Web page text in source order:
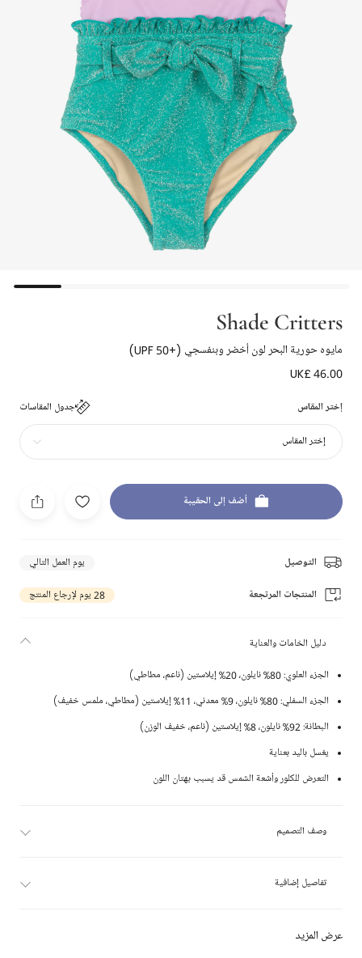
Shade Critters
مايوه حورية البحر لون أخضر وبنفسجي (+UPF 50)
UK£ 46.00
إختر المقاس جدول المقاسات
إختر المقاس
أضف إلى الحقيبة
التوصيل يوم العمل التالي
المنتجات المرتجعة 28 يوم لإرجاع المنتج
عرض المزيد
دليل الخامات والعناية
الجزء العلوي: 80% نايلون، 20% إيلاستين (ناعم، مطاطي)
الجزء السفلي: 80% نايلون، 9% معدني، 11% إيلاستين (مطاطي، ملمس خفيف)
البطانة: 92% نايلون، 8% إيلاستين (ناعم، خفيف الوزن)
يغسل باليد بعناية
التعرض للكلور وأشعة الشمس قد يسبب بهتان اللون
وصف التصميم
تفاصيل إضافية